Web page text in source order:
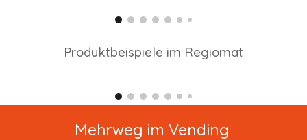
Produktbeispiele im Regiomat
Mehrweg im Vending